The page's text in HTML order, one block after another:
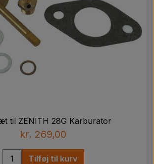
til ZENITH 28G Karburator
kr. 269,00
Tilføj til kurv